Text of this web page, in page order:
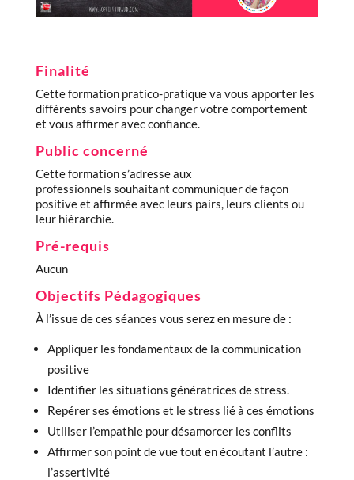
Finalité
Cette formation pratico-pratique va vous apporter les
différents savoirs pour changer votre comportement
et vous affirmer avec confiance.
Public concerné
Cette formation s’adresse aux
professionnels souhaitant communiquer de façon
positive et affirmée avec leurs pairs, leurs clients ou
leur hiérarchie.
Pré-requis
Aucun
Objectifs Pédagogiques
À l’issue de ces séances vous serez en mesure de :
Appliquer les fondamentaux de la communication
positive
Identifier les situations génératrices de stress.
Repérer ses émotions et le stress lié à ces émotions
Utiliser l’empathie pour désamorcer les conflits
Affirmer son point de vue tout en écoutant l’autre :
l’assertivité